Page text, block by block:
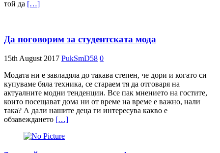
той да […]
Да поговорим за студентската мода
15th August 2017 PukSmD58 0
Модата ни е завладяла до такава степен, че дори и когато си
купуваме бяла техника, се стараем тя да отговаря на
актуалните модни тенденции. Все пак мнението на гостите,
които посещават дома ни от време на време е важно, нали
така? А дали нашите деца ги интересува какво е
обзавеждането […]